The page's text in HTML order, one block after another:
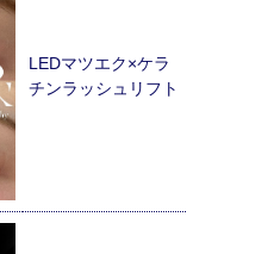
LEDマツエク×ケラ
チンラッシュリフト